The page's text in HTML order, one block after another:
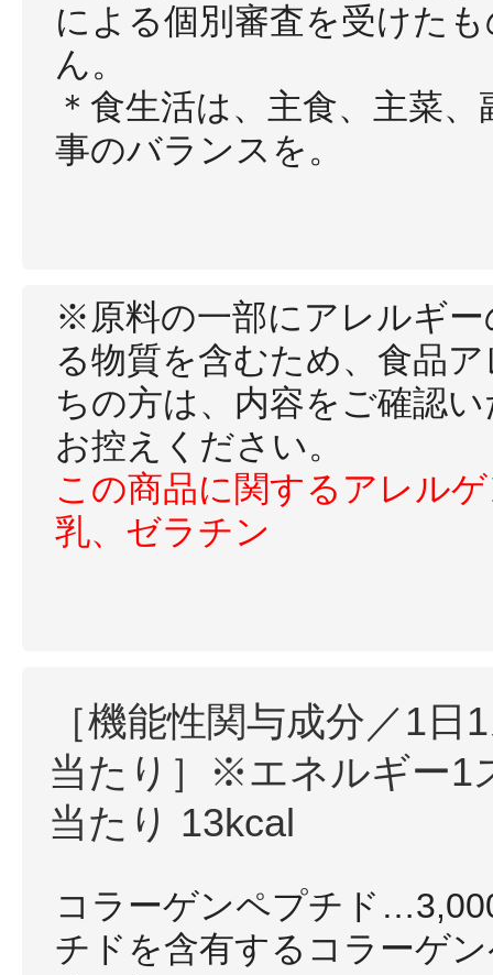
による個別審査を受けた
ん。
＊食生活は、主食、主菜
事のバランスを。
※原料の一部にアレルギ
る物質を含むため、食品
ちの方は、内容をご確認
お控えください。
この商品に関するアレル
乳、ゼラチン
［機能性関与成分／1日
当たり］※エネルギー1
当たり 13kcal
コラーゲンペプチド
チドを含有するコラーゲ